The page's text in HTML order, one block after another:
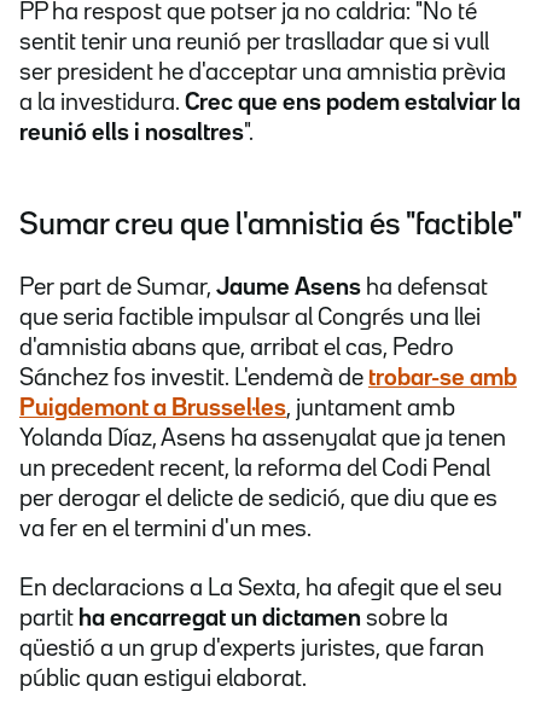
PP ha respost que potser ja no caldria: "No té
sentit tenir una reunió per traslladar que si vull
ser president he d'acceptar una amnistia prèvia
a la investidura. Crec que ens podem estalviar la
reunió ells i nosaltres".
Sumar creu que l'amnistia és "factible"
Per part de Sumar, Jaume Asens ha defensat
que seria factible impulsar al Congrés una llei
d'amnistia abans que, arribat el cas, Pedro
Sánchez fos investit. L'endemà de trobar-se amb
Puigdemont a Brussel·les, juntament amb
Yolanda Díaz, Asens ha assenyalat que ja tenen
un precedent recent, la reforma del Codi Penal
per derogar el delicte de sedició, que diu que es
va fer en el termini d'un mes.
En declaracions a La Sexta, ha afegit que el seu
partit ha encarregat un dictamen sobre la
qüestió a un grup d'experts juristes, que faran
públic quan estigui elaborat.